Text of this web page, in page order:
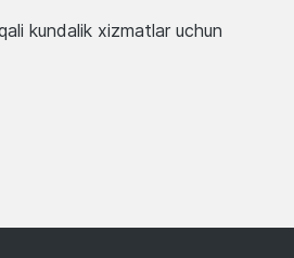
kundalik xizmatlar uchun